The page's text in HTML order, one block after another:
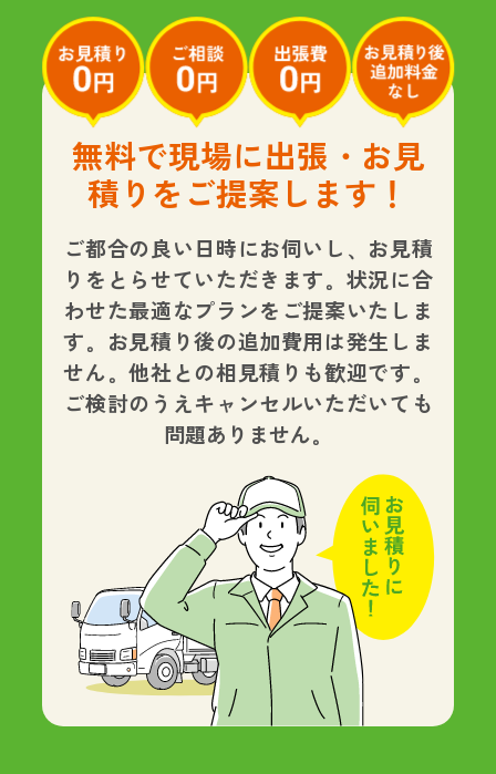
無料で現場に出張・お見
積りをご提案します！
ご都合の良い日時にお伺いし、お見積
りをとらせていただきます。状況に合
わせた最適なプランをご提案いたしま
す。
お見積り後の追加費用は発生しま
せん。他社との相見積りも歓迎です。
ご検討のうえキャンセルいただいても
問題ありません。